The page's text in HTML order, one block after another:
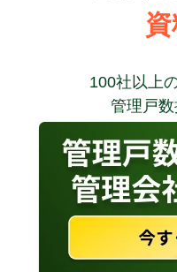
100社以上
管理戸